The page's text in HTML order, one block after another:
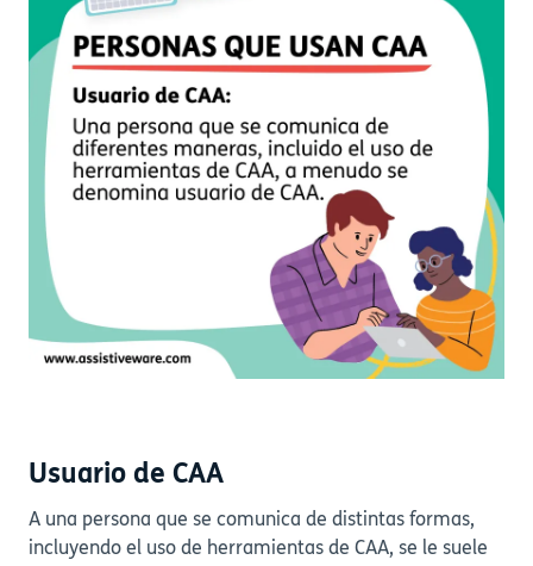
Usuario de CAA
A una persona que se comunica de distintas formas,
incluyendo el uso de herramientas de CAA, se le suele